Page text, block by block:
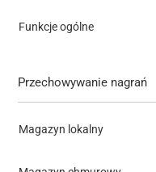
Funkcje ogólne
Przechowywanie nagrań
Magazyn lokalny